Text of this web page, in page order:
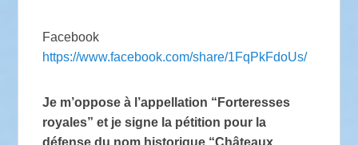
Facebook
https://www.facebook.com/share/1FqPkFdoUs/
Je m’oppose à l’appellation “Forteresses
royales” et je signe la pétition pour la